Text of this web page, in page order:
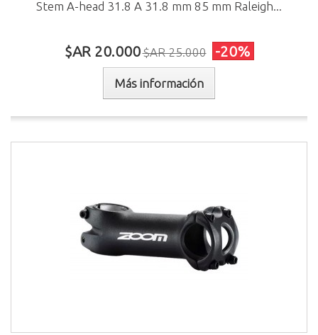
Stem A-head 31.8 A 31.8 mm 85 mm Raleigh...
$AR 20.000$AR 25.000 -20%
Más información